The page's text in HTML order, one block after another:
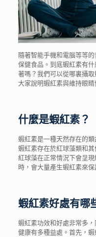
隨著智能手機和電腦等等
保健食品。到底蝦紅素有什
著嗎？我們可以從哪裏攝
大家說明 蝦紅素與維持眼睛
什麼是蝦紅素？
蝦紅素是一種天然存在的
蝦紅素存在於紅球藻類和
紅球藻在正常情況下會呈
時，會大量產生蝦紅素來保
蝦紅素好處有哪
蝦紅素功效和好處非常多
健康有多種益處。首先， 蝦